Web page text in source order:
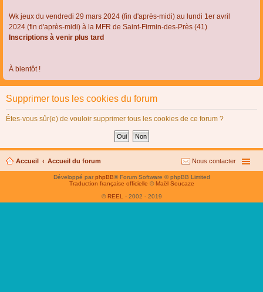
Wk jeux du vendredi 29 mars 2024 (fin d'après-midi) au lundi 1er avril
2024 (fin d'après-midi) à la MFR de Saint-Firmin-des-Près (41)
Inscriptions à venir plus tard
À bientôt !
Supprimer tous les cookies du forum
Êtes-vous sûr(e) de vouloir supprimer tous les cookies de ce forum ?
Accueil Accueil du forum Nous contacter
Développé parphpBB® Forum Software © phpBB Limited
Traduction française officielle © Maël Soucaze
© REEL - 2002 - 2019